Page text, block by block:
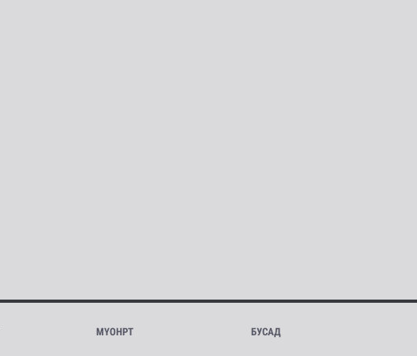
МҮОНРТ БУСАД